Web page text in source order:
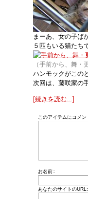
まーあ、女の子ば
５匹もいる猫たち
（手前から、舞・
ハンモックがこの
次回は、藤咲家の
[続きを読む...]
このアイテムにコメン
お名前::
あなたのサイトの